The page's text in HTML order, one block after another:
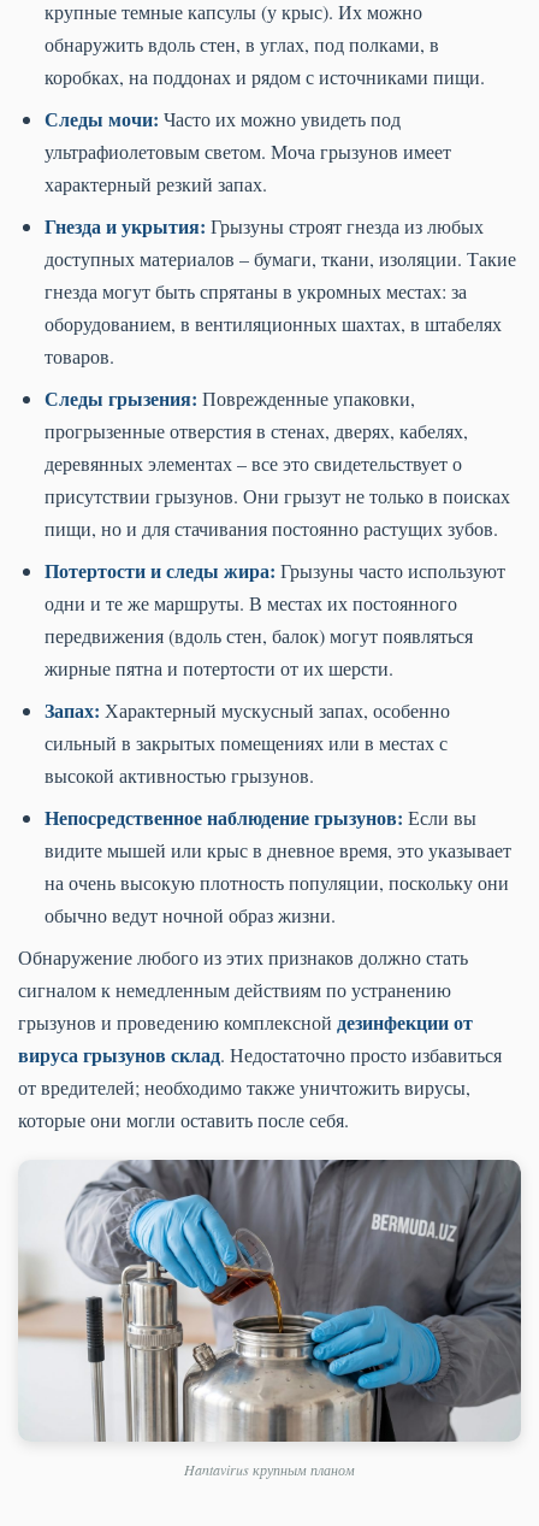
крупные темные капсулы (у крыс). Их можно
обнаружить вдоль стен, в углах, под полками, в
коробках, на поддонах и рядом с источниками пищи.
Следы мочи: Часто их можно увидеть под
ультрафиолетовым светом. Моча грызунов имеет
характерный резкий запах.
Гнезда и укрытия: Грызуны строят гнезда из любых
доступных материалов – бумаги, ткани, изоляции. Такие
гнезда могут быть спрятаны в укромных местах: за
оборудованием, в вентиляционных шахтах, в штабелях
товаров.
Следы грызения: Поврежденные упаковки,
прогрызенные отверстия в стенах, дверях, кабелях,
деревянных элементах – все это свидетельствует о
присутствии грызунов. Они грызут не только в поисках
пищи, но и для стачивания постоянно растущих зубов.
Потертости и следы жира: Грызуны часто используют
одни и те же маршруты. В местах их постоянного
передвижения (вдоль стен, балок) могут появляться
жирные пятна и потертости от их шерсти.
Запах: Характерный мускусный запах, особенно
сильный в закрытых помещениях или в местах с
высокой активностью грызунов.
Непосредственное наблюдение грызунов: Если вы
видите мышей или крыс в дневное время, это указывает
на очень высокую плотность популяции, поскольку они
обычно ведут ночной образ жизни.
Обнаружение любого из этих признаков должно стать
сигналом к немедленным действиям по устранению
грызунов и проведению комплексной дезинфекции от
вируса грызунов склад. Недостаточно просто избавиться
от вредителей; необходимо также уничтожить вирусы,
которые они могли оставить после себя.
Hantavirus крупным планом